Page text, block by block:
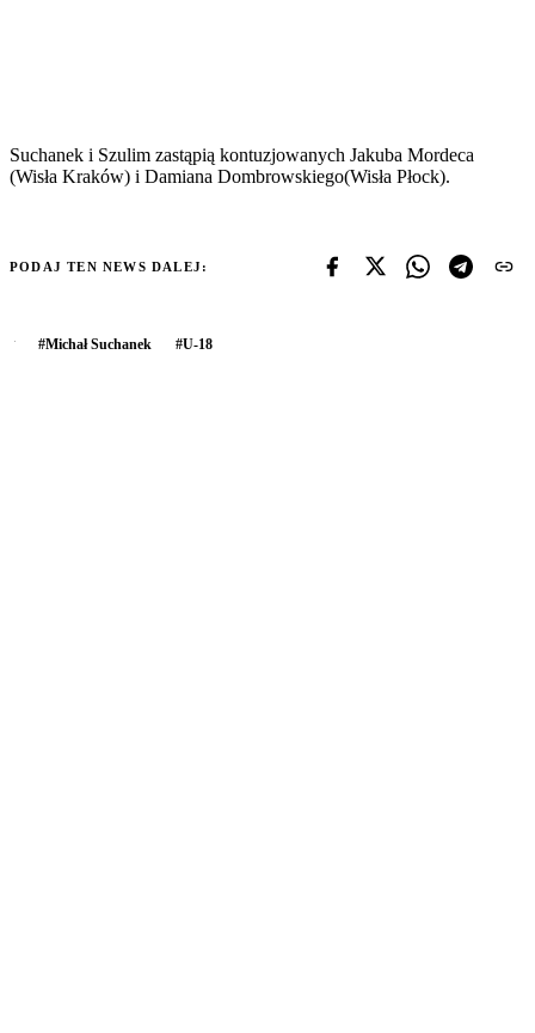
Suchanek i Szulim zastąpią kontuzjowanych Jakuba Mordeca
(Wisła Kraków) i Damiana Dombrowskiego(Wisła Płock).
PODAJ TEN NEWS DALEJ:
#Michał Suchanek #U-18